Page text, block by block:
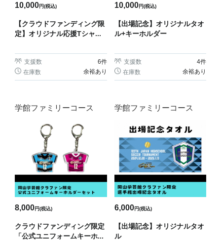
10,000円(税込)
【クラウドファンディング限
定】オリジナル応援Tシャ...
支援数 6件
在庫数
余裕あり
10,000円(税込)
【出場記念】オリジナルタオ
ル+キーホルダー
支援数 4件
在庫数
余裕あり
学館ファミリーコース
8,000円(税込)
クラウドファンディング限定
「公式ユニフォームキーホ...
学館ファミリーコース
6,000円(税込)
【出場記念】オリジナルタオ
ル